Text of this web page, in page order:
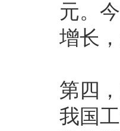
元。
增长
第四
我国